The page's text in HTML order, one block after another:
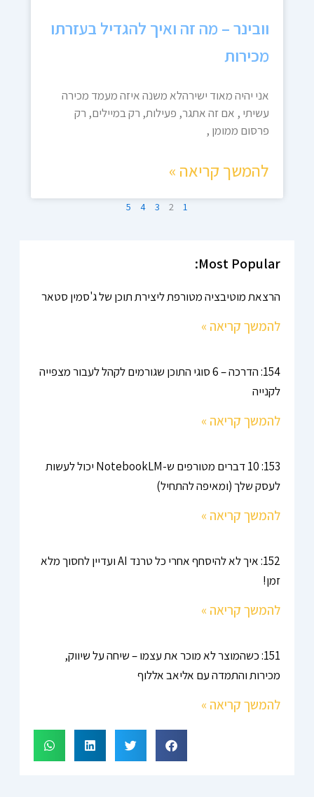
וובינר – מה זה ואיך להגדיל בעזרתו
מכירות
אני יהיה מאוד ישירהלא משנה איזה מעמד מכירה
עשיתי , אם זה אתגר, פעילות, רק במיילים, רק
פרסום ממומן ,
להמשך קריאה »
1
2
3
4
5
Most Popular:
הרצאת מוטיבציה מטורפת ליצירת תוכן של ג'סמין סטאר
להמשך קריאה »
154: הדרכה – 6 סוגי התוכן שגורמים לקהל לעבור מצפייה
לקנייה
להמשך קריאה »
153: 10 דברים מטורפים ש-NotebookLM יכול לעשות
לעסק שלך (ומאיפה להתחיל)
להמשך קריאה »
152: איך לא להיסחף אחרי כל טרנד AI ועדיין לחסוך מלא
זמן!
להמשך קריאה »
151: כשהמוצר לא מוכר את עצמו – שיחה על שיווק,
מכירות והתמדה עם אליאב אללוף
להמשך קריאה »